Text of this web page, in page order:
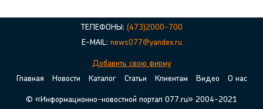
ТЕЛЕФОНЫ: (473)2000-700
E-MAIL: news077@yandex.ru
Добавить свою фирму
Главная
Новости Каталог Статьи Клиентам Видео О нас
© «Информационно-новостной портал 077.ru» 2004-2021